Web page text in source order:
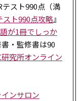
テスト990点（満
スト990点攻略』
が1冊でしっか
・監修書は90
究所オンライン
ンサロン